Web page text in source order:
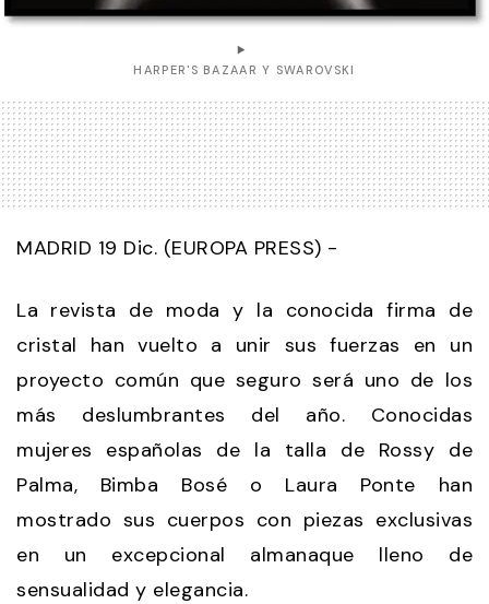
HARPER'S BAZAAR Y SWAROVSKI
MADRID 19 Dic. (EUROPA PRESS) -
La revista de moda y la conocida firma de
cristal han vuelto a unir sus fuerzas en un
proyecto común que seguro será uno de los
más deslumbrantes del año. Conocidas
mujeres españolas de la talla de Rossy de
Palma, Bimba Bosé o Laura Ponte han
mostrado sus cuerpos con piezas exclusivas
en un excepcional almanaque lleno de
sensualidad y elegancia.